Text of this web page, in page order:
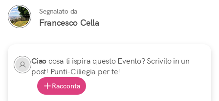
Segnalato da
Francesco Cella
Ciaocosa ti ispira questo Evento? Scrivilo in un
post! Punti-Ciliegia per te!
Racconta